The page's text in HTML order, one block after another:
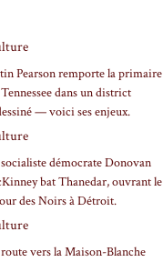
Pearson remporte la primaire
dans un district
— voici ses enjeux.
démocrate Donovan
bat Thanedar, ouvrant le
des Noirs à Détroit.
vers la Maison-Blanche